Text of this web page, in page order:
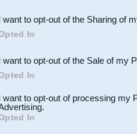
Participants
parties.
want to opt-out of the Sharing of
In
want to opt-out of the Sale of my
In
want to opt-out of processing my
In